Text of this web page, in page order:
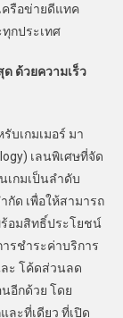
ครือข่ายดีแทค
กประเทศ
ด้วยความเร็ว
เกมเมอร์ มา
เลนพิเศษที่จัด
เกมเป็นลำดับ
กัด เพื่อให้สามารถ
อมสิทธิ์ประโยชน์
ารชำระค่าบริการ
ละ โค้ดส่วนลด
นอีกด้วย โดย
ละที่เดียว ที่เปิด